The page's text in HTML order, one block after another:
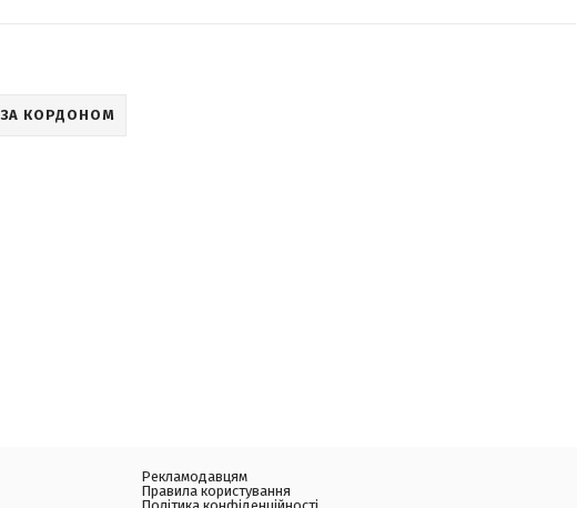
КОРДОНОМ
Рекламодавцям
Правила користування